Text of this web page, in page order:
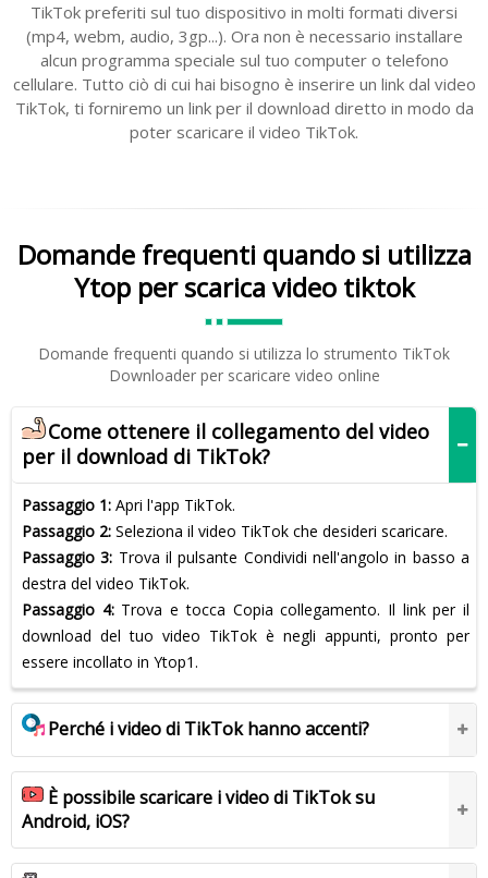
TikTok preferiti sul tuo dispositivo in molti formati diversi
(mp4, webm, audio, 3gp...). Ora non è necessario installare
alcun programma speciale sul tuo computer o telefono
cellulare. Tutto ciò di cui hai bisogno è inserire un link dal video
TikTok, ti forniremo un link per il download diretto in modo da
poter scaricare il video TikTok.
Domande frequenti quando si utilizza
Ytop per scarica video tiktok
Domande frequenti quando si utilizza lo strumento TikTok
Downloader per scaricare video online
Come ottenere il collegamento del video
per il download di TikTok?
Passaggio 1: Apri l'app TikTok.
Passaggio 2: Seleziona il video TikTok che desideri scaricare.
Passaggio 3: Trova il pulsante Condividi nell'angolo in basso a
destra del video TikTok.
Passaggio 4: Trova e tocca Copia collegamento. Il link per il
download del tuo video TikTok è negli appunti, pronto per
essere incollato in Ytop1.
Perché i video di TikTok hanno accenti?
È possibile scaricare i video di TikTok su
Android, iOS?